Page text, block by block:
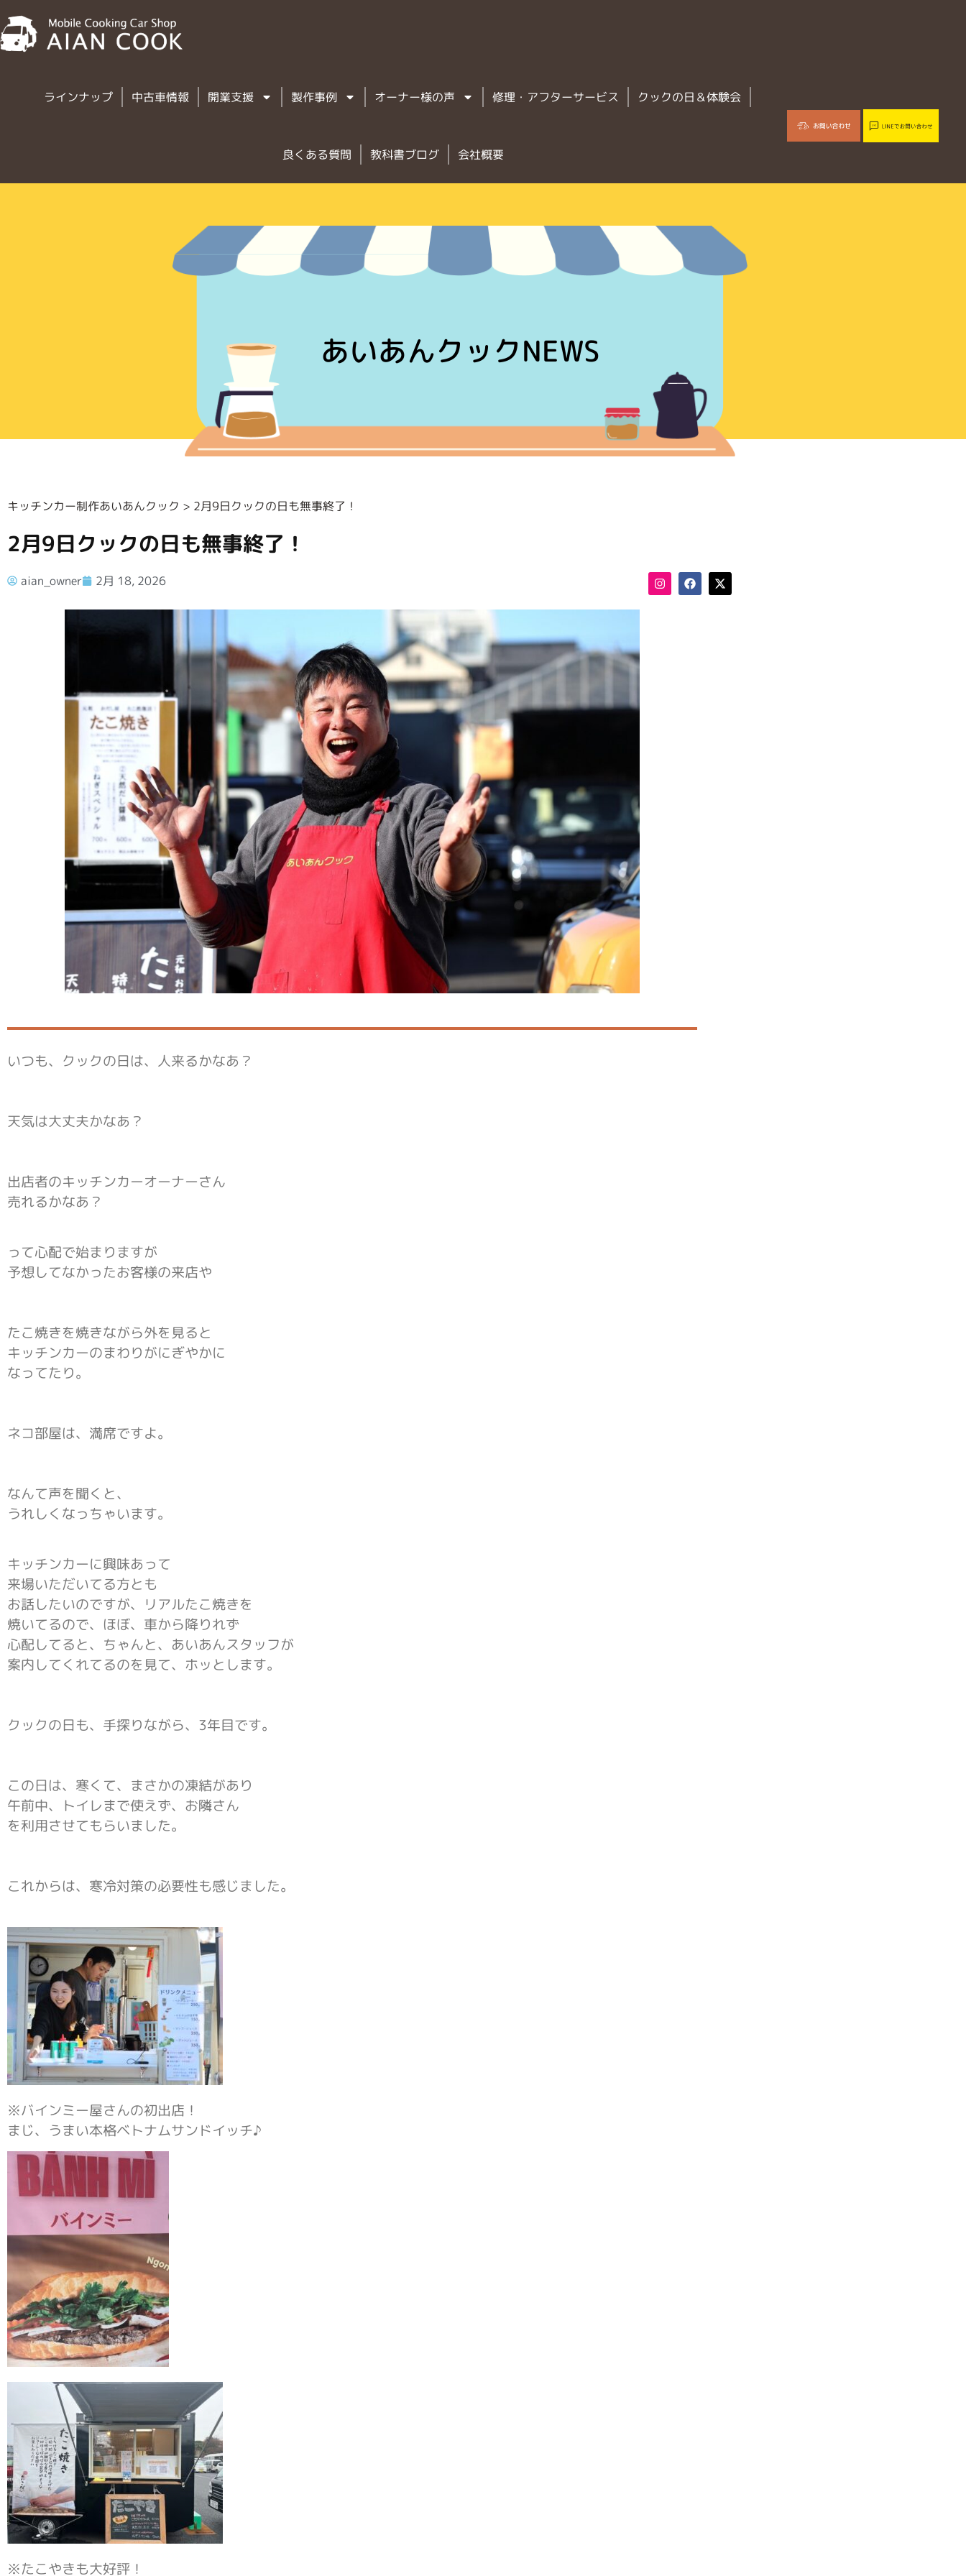
ラインナップ 中古車情報 開業支援 製作事例 オーナー様の声 修理・アフターサービス クックの日＆体験会
良くある質問 教科書ブログ 会社概要
あいあんクックNEWS
キッチンカー制作あいあんクック > 2月9日クックの日も無事終了！
2月9日クックの日も無事終了！
aian_owner 2月 18, 2026
いつも、クックの日は、人来るかなあ？
天気は大丈夫かなあ？
出店者のキッチンカーオーナーさん
売れるかなあ？
って心配で始まりますが
予想してなかったお客様の来店や
たこ焼きを焼きながら外を見ると
キッチンカーのまわりがにぎやかに
なってたり。
ネコ部屋は、満席ですよ。
なんて声を聞くと、
うれしくなっちゃいます。
キッチンカーに興味あって
来場いただいてる方とも
お話したいのですが、リアルたこ焼きを
焼いてるので、ほぼ、車から降りれず
心配してると、ちゃんと、あいあんスタッフが
案内してくれてるのを見て、ホッとします。
クックの日も、手探りながら、3年目です。
この日は、寒くて、まさかの凍結があり
午前中、トイレまで使えず、お隣さん
を利用させてもらいました。
これからは、寒冷対策の必要性も感じました。
※バインミー屋さんの初出店！
まじ、うまい本格ベトナムサンドイッチ♪
※たこやきも大好評！